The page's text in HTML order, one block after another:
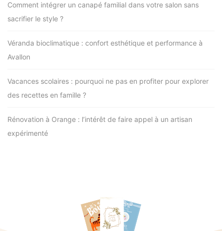
Comment intégrer un canapé familial dans votre salon sans
sacrifier le style ?
Véranda bioclimatique : confort esthétique et performance à
Avallon
Vacances scolaires : pourquoi ne pas en profiter pour explorer
des recettes en famille ?
Rénovation à Orange : l’intérêt de faire appel à un artisan
expérimenté